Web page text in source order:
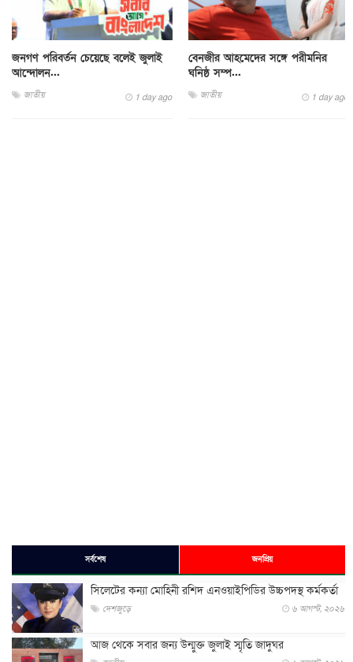
জনগণ পরিবর্তন চেয়েছে বলেই জুলাই
আন্দোলন...
জাতীয় 1 day ago
বেনজীর আহমেদের সঙ্গে পরীমনির
ঘনিষ্ঠ সম্প...
জাতীয় 1 day ago
সর্বশেষ জনপ্রিয়
সিলেটের কন্যা মোহিনী রশিদ এনওয়াইপিডির উচ্চপদস্থ কর্মকর্তা
দেশজুড়ে ৬ আগস্ট, ২০২৬
আজ থেকে সবার জন্য উন্মুক্ত জুলাই স্মৃতি জাদুঘর